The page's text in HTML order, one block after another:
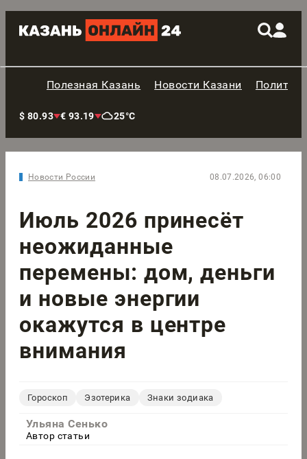
Полезная Казань Новости Казани
$ 80.93 € 93.19 25°C
Новости России 08.07.2026, 06:00
Июль 2026 принесёт
неожиданные
перемены: дом, деньги
и новые энергии
окажутся в центре
внимания
Гороскоп Эзотерика Знаки зодиака
Ульяна Сенько
Автор статьи